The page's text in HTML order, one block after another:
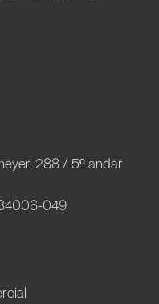
288 / 5º andar
049